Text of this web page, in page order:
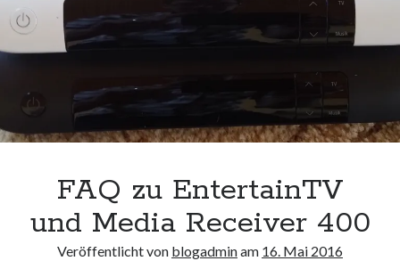
der
Telekom
FAQ zu EntertainTV
und Media Receiver 400
Veröffentlicht von blogadminam 16. Mai 2016